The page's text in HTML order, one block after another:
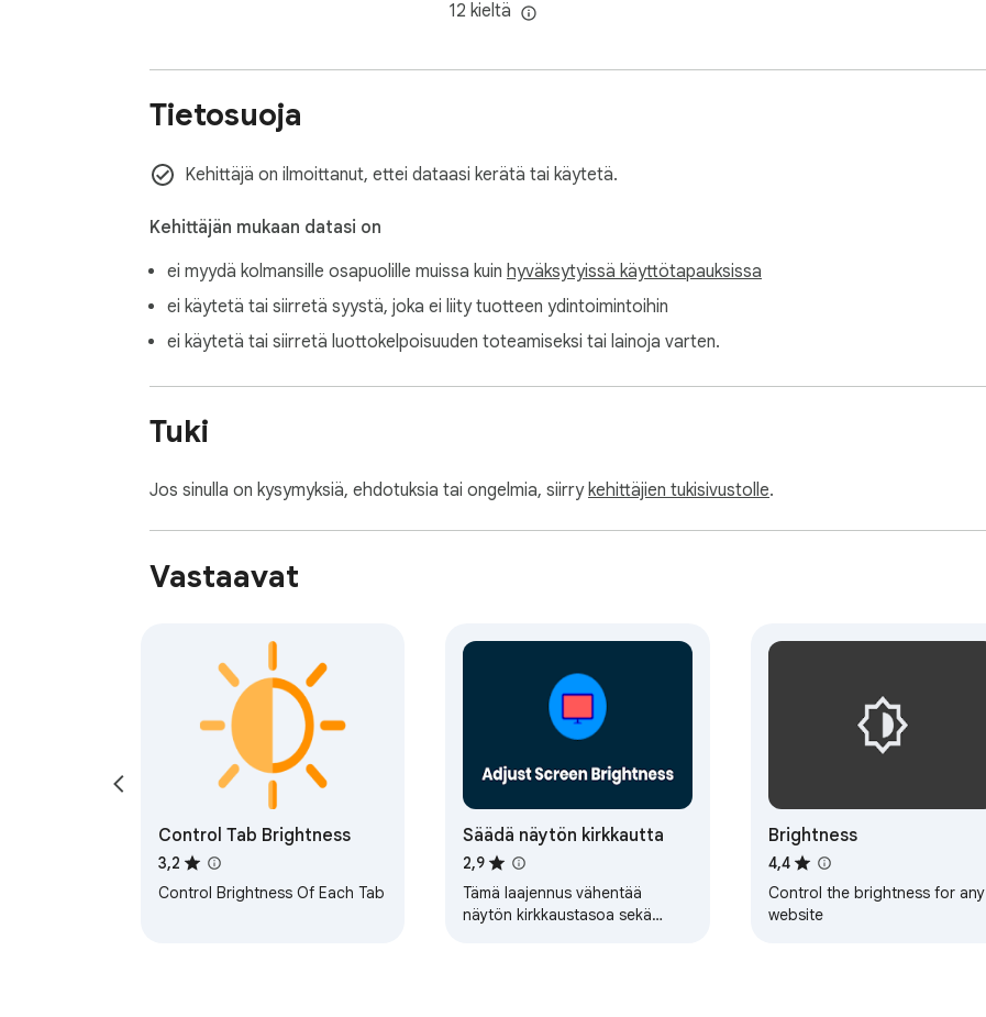
12 kieltä
Tietosuoja
Kehittäjä on ilmoittanut, ettei dataasi kerätä tai käytetä.
Kehittäjän mukaan datasi on
ei myydä kolmansille osapuolille muissa kuin hyväksytyissä käyttötapauksissa
ei käytetä tai siirretä syystä, joka ei liity tuotteen ydintoimintoihin
ei käytetä tai siirretä luottokelpoisuuden toteamiseksi tai lainoja varten.
Tuki
Jos sinulla on kysymyksiä, ehdotuksia tai ongelmia, siirrykehittäjien tukisivustolle.
Vastaavat
Control Tab Brightness
3,2
Control Brightness Of Each Tab
Säädä näytön kirkkautta
2,9
Tämä laajennus vähentää
näytön kirkkaustasoa sekä
Brightness
4,4
Control the brightness for any
website